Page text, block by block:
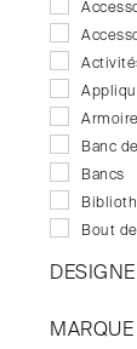
Banc
Bancs
Bout
Alban
MARQUE